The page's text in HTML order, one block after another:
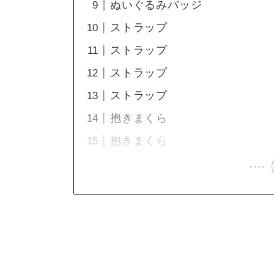
ぬいぐるみバッジ
ストラップ
ストラップ
ストラップ
ストラップ
抱きまくら
抱きまくら